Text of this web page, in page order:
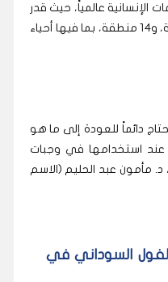
واحدة من أكبر الأزمات الإنسانية عالمياً، حيث قدر
أن 25.6 مليون شخص يواجهون انعدام أمن غذائي حاد، ومنهم 755,000 في مرحلة المجاعة، و14 منطقة، بما فيها أحياء
دائماً للعودة إلى ما هو
عند استخدامها في وجبات
مأمون عبد الحليم (الاسم
الفول السوداني في